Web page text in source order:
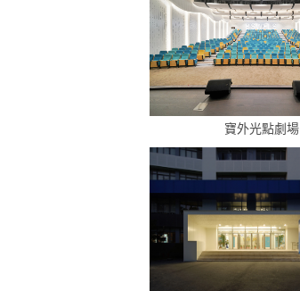
寶外光點劇場